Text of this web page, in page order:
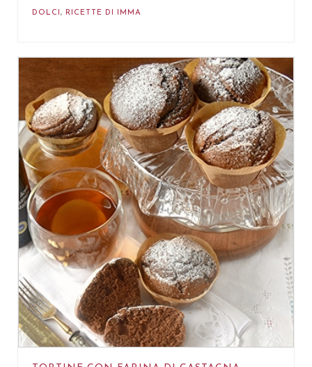
DOLCI , RICETTE DI IMMA